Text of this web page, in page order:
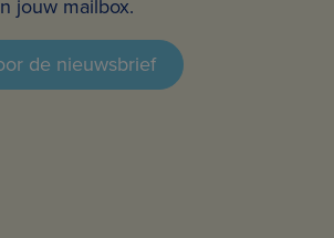
jouw mailbox.
de nieuwsbrief